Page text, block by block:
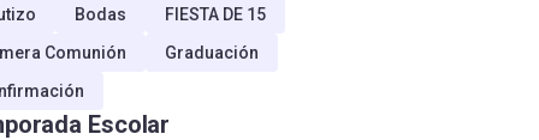
Bodas
FIESTA DE 15
Comunión
Graduación
Escolar